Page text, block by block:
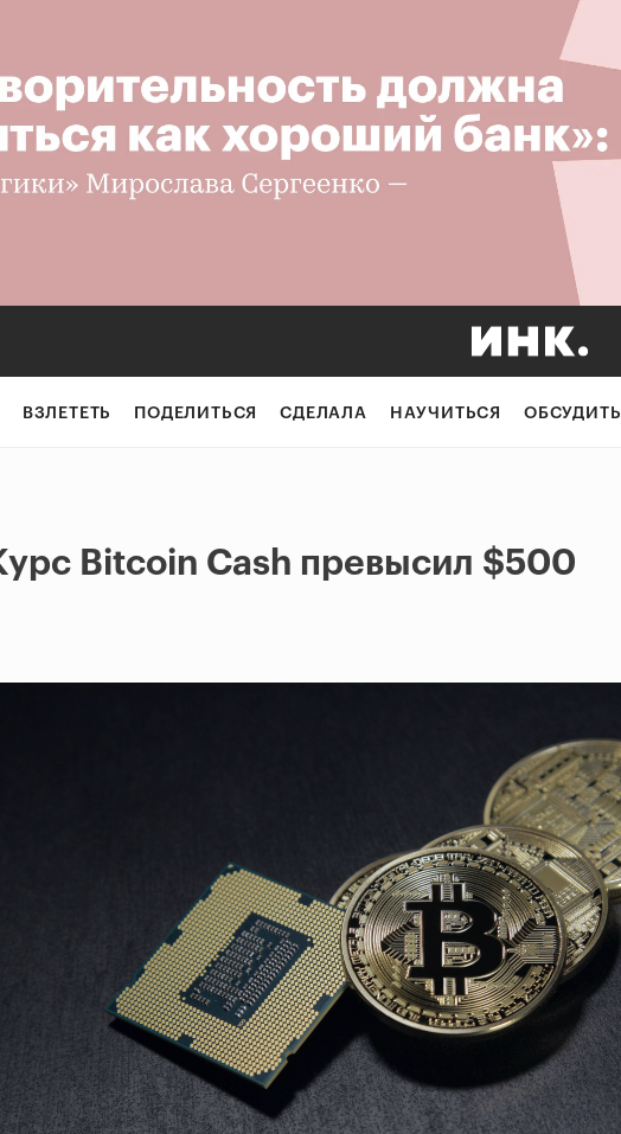
ВЗЛЕТЕТЬ ПОДЕЛИТЬСЯ СДЕЛАЛА НАУЧИТЬСЯ ОБСУДИТЬ
Bitcoin Cash превысил $500